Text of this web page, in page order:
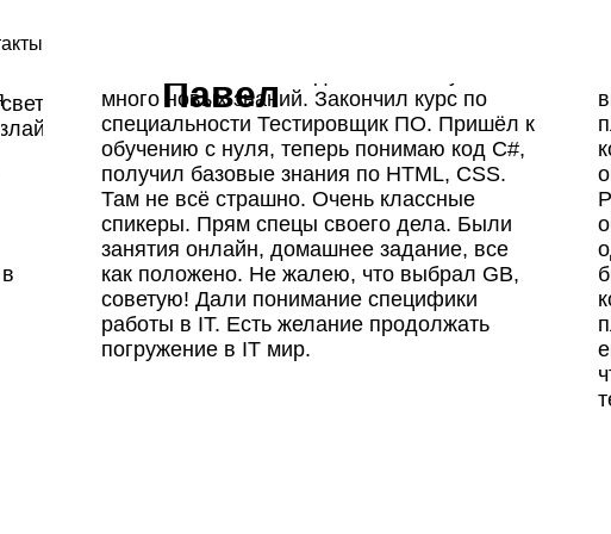
Скидка
Гонорар фотографа
определяется его
мастерством, и в доходе
Дизайн
и импульсным
Разработка и подготовка
Владение
Фотосъёмка на цифровую
Правовые основы работы
Соколов
life-фотограф
Моника Дубинкайте
Фотограф,
77 часов теории 678 часов практики
жанры фотографии
фотографы
фотографа
Детальная
онлайн-курсу
Павел
много новых знаний. Закончил курс по
специальности Тестировщик ПО. Пришёл к
обучению с нуля, теперь понимаю код C#,
получил базовые знания по HTML, CSS.
Там не всё страшно. Очень классные
спикеры. Прям спецы своего дела. Были
занятия онлайн, домашнее задание, все
как положено. Не жалею, что выбрал GB,
советую! Дали понимание специфики
работы в IT. Есть желание продолжать
погружение в IT мир.